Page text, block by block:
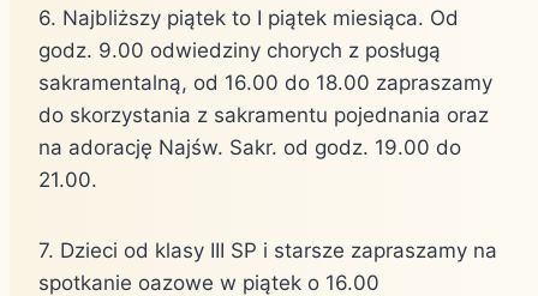
6. Najbliższy piątek to I piątek miesiąca. Od
godz. 9.00 odwiedziny chorych z posługą
sakramentalną, od 16.00 do 18.00 zapraszamy
do skorzystania z sakramentu pojednania oraz
na adorację Najśw. Sakr. od godz. 19.00 do
21.00.
7. Dzieci od klasy III SP i starsze zapraszamy na
spotkanie oazowe w piątek o 16.00